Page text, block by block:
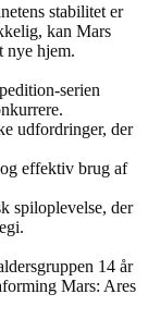
stabilitet er
kan Mars
nye hjem.
serien
udfordringer, der
effektiv brug af
spiloplevelse, der
14 år
Mars: Ares